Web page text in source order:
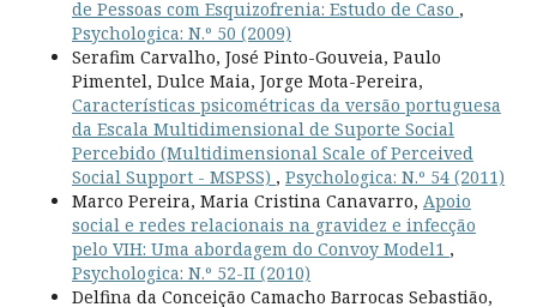
de Pessoas com Esquizofrenia: Estudo de Caso ,
Psychologica: N.º 50 (2009)
Serafim Carvalho, José Pinto-Gouveia, Paulo
Pimentel, Dulce Maia, Jorge Mota-Pereira,
Características psicométricas da versão portuguesa
da Escala Multidimensional de Suporte Social
Percebido (Multidimensional Scale of Perceived
Social Support - MSPSS) , Psychologica: N.º 54 (2011)
Marco Pereira, Maria Cristina Canavarro, Apoio
social e redes relacionais na gravidez e infecção
pelo VIH: Uma abordagem do Convoy Model1 ,
Psychologica: N.º 52-II (2010)
Delfina da Conceição Camacho Barrocas Sebastião,